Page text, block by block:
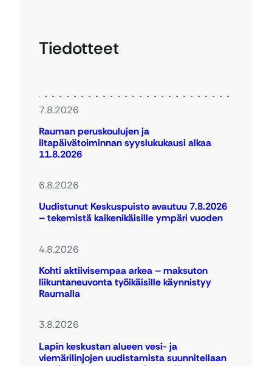
Tiedotteet
7.8.2026
Rauman peruskoulujen ja
iltapäivätoiminnan syyslukukausi alkaa
11.8.2026
6.8.2026
Uudistunut Keskuspuisto avautuu 7.8.2026
– tekemistä kaikenikäisille ympäri vuoden
4.8.2026
Kohti aktiivisempaa arkea – maksuton
liikuntaneuvonta työikäisille käynnistyy
Raumalla
3.8.2026
Lapin keskustan alueen vesi- ja
viemärilinjojen uudistamista suunnitellaan